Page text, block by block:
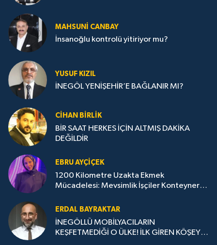
MAHSUNI CANBAY
İnsanoğlu kontrolü yitiriyor mu?
YUSUF KIZIL
İNEGÖL YENİŞEHİR’E BAĞLANIR MI?
CIHAN BIRLIK
BİR SAAT HERKES İÇİN ALTMIŞ DAKİKA
DEĞİLDİR
EBRU AYÇIÇEK
1200 Kilometre Uzakta Ekmek
Mücadelesi: Mevsimlik İşçiler Konteyner
ERDAL BAYRAKTAR
İNEGÖLLÜ MOBİLYACILARIN
KEŞFETMEDİĞİ O ÜLKE! İLK GİREN KÖŞEYİ